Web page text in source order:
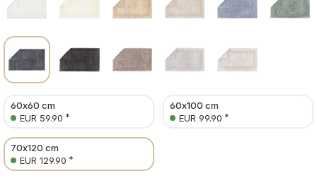
60x60 cm
EUR 59.90 *
60x100 cm
EUR 99.90 *
70x120 cm
EUR 129.90 *